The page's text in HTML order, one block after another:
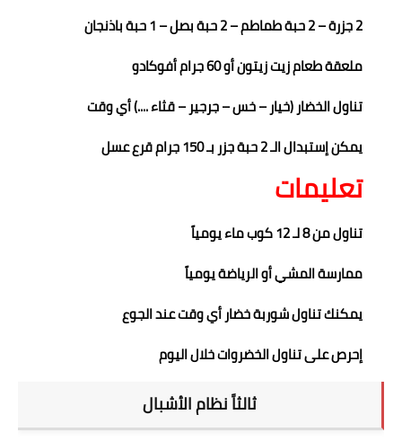
2 جزرة – 2 حبة طماطم – 2 حبة بصل – 1 حبة باذنجان
ملعقة طعام زيت زيتون أو 60 جرام أفوكادو
تناول الخضار (خيار – خس – جرجير – قثاء ....) أي وقت
يمكن إستبدال الـ 2 حبة جزر بـ 150 جرام قرع عسل
تعليمات
تناول من 8 لـ 12 كوب ماء يومياً
ممارسة المشي أو الرياضة يومياً
يمكنك تناول شوربة خضار أي وقت عند الجوع
إحرص على تناول الخضروات خلال اليوم
ثالثاً نظام الأشبال